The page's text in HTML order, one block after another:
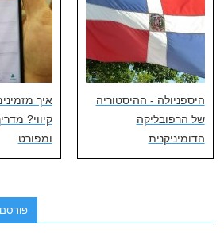
היספניולה - ההיסטוריה
של הרפובליקה
הדומיניקנית
איך
קיווי?
ומפורט